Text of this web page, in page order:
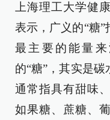
上海理工大学健
表示，广义的“糖
最主要的能量
的“糖”，其实是碳
通常指具有甜味
如果糖、蔗糖、